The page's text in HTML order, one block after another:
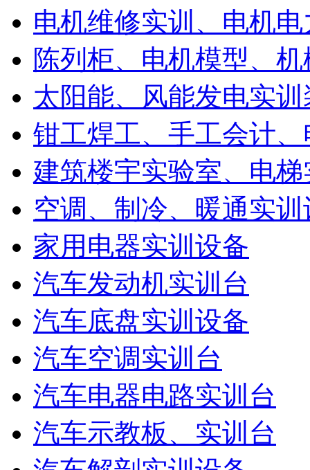
电机维修实训、电机
陈列柜、电机模型、
太阳能、风能发电实训
钳工焊工、手工会计
建筑楼宇实验室、电
空调、制冷、暖通实
家用电器实训设备
汽车发动机实训台
汽车底盘实训设备
汽车空调实训台
汽车电器电路实训台
汽车示教板、实训台